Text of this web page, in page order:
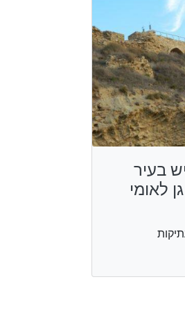
בעיר
לאומי